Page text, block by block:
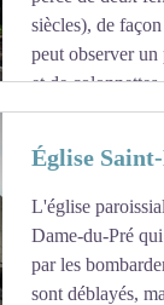
écran
siècles), de
peut observer
et de colonnettes
Le Pays d’Auge
Église
L'église
Dame-du-Pré
par les
sont déblayés,